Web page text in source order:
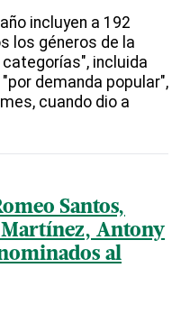
incluyen a 192
los géneros de la
incluida
demanda popular",
cuando dio a
Santos,
Antony
al